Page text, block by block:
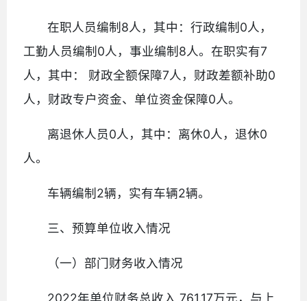
在职人员编制8人，其中：行政编制0人，
工勤人员编制0人，事业编制8人。在职实有7
人，其中： 财政全额保障7人，财政差额补助0
人，财政专户资金、单位资金保障0人。
离退休人员0人，其中：离休0人，退休0
人。
车辆编制2辆，实有车辆2辆。
三、预算单位收入情况
（一）部门财务收入情况
2022年单位财务总收入 761.17万元，与上